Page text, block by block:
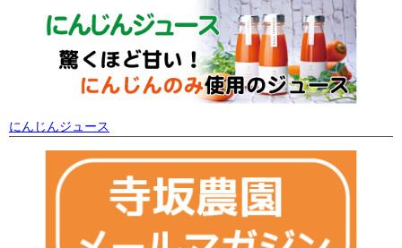
にんじんジュース